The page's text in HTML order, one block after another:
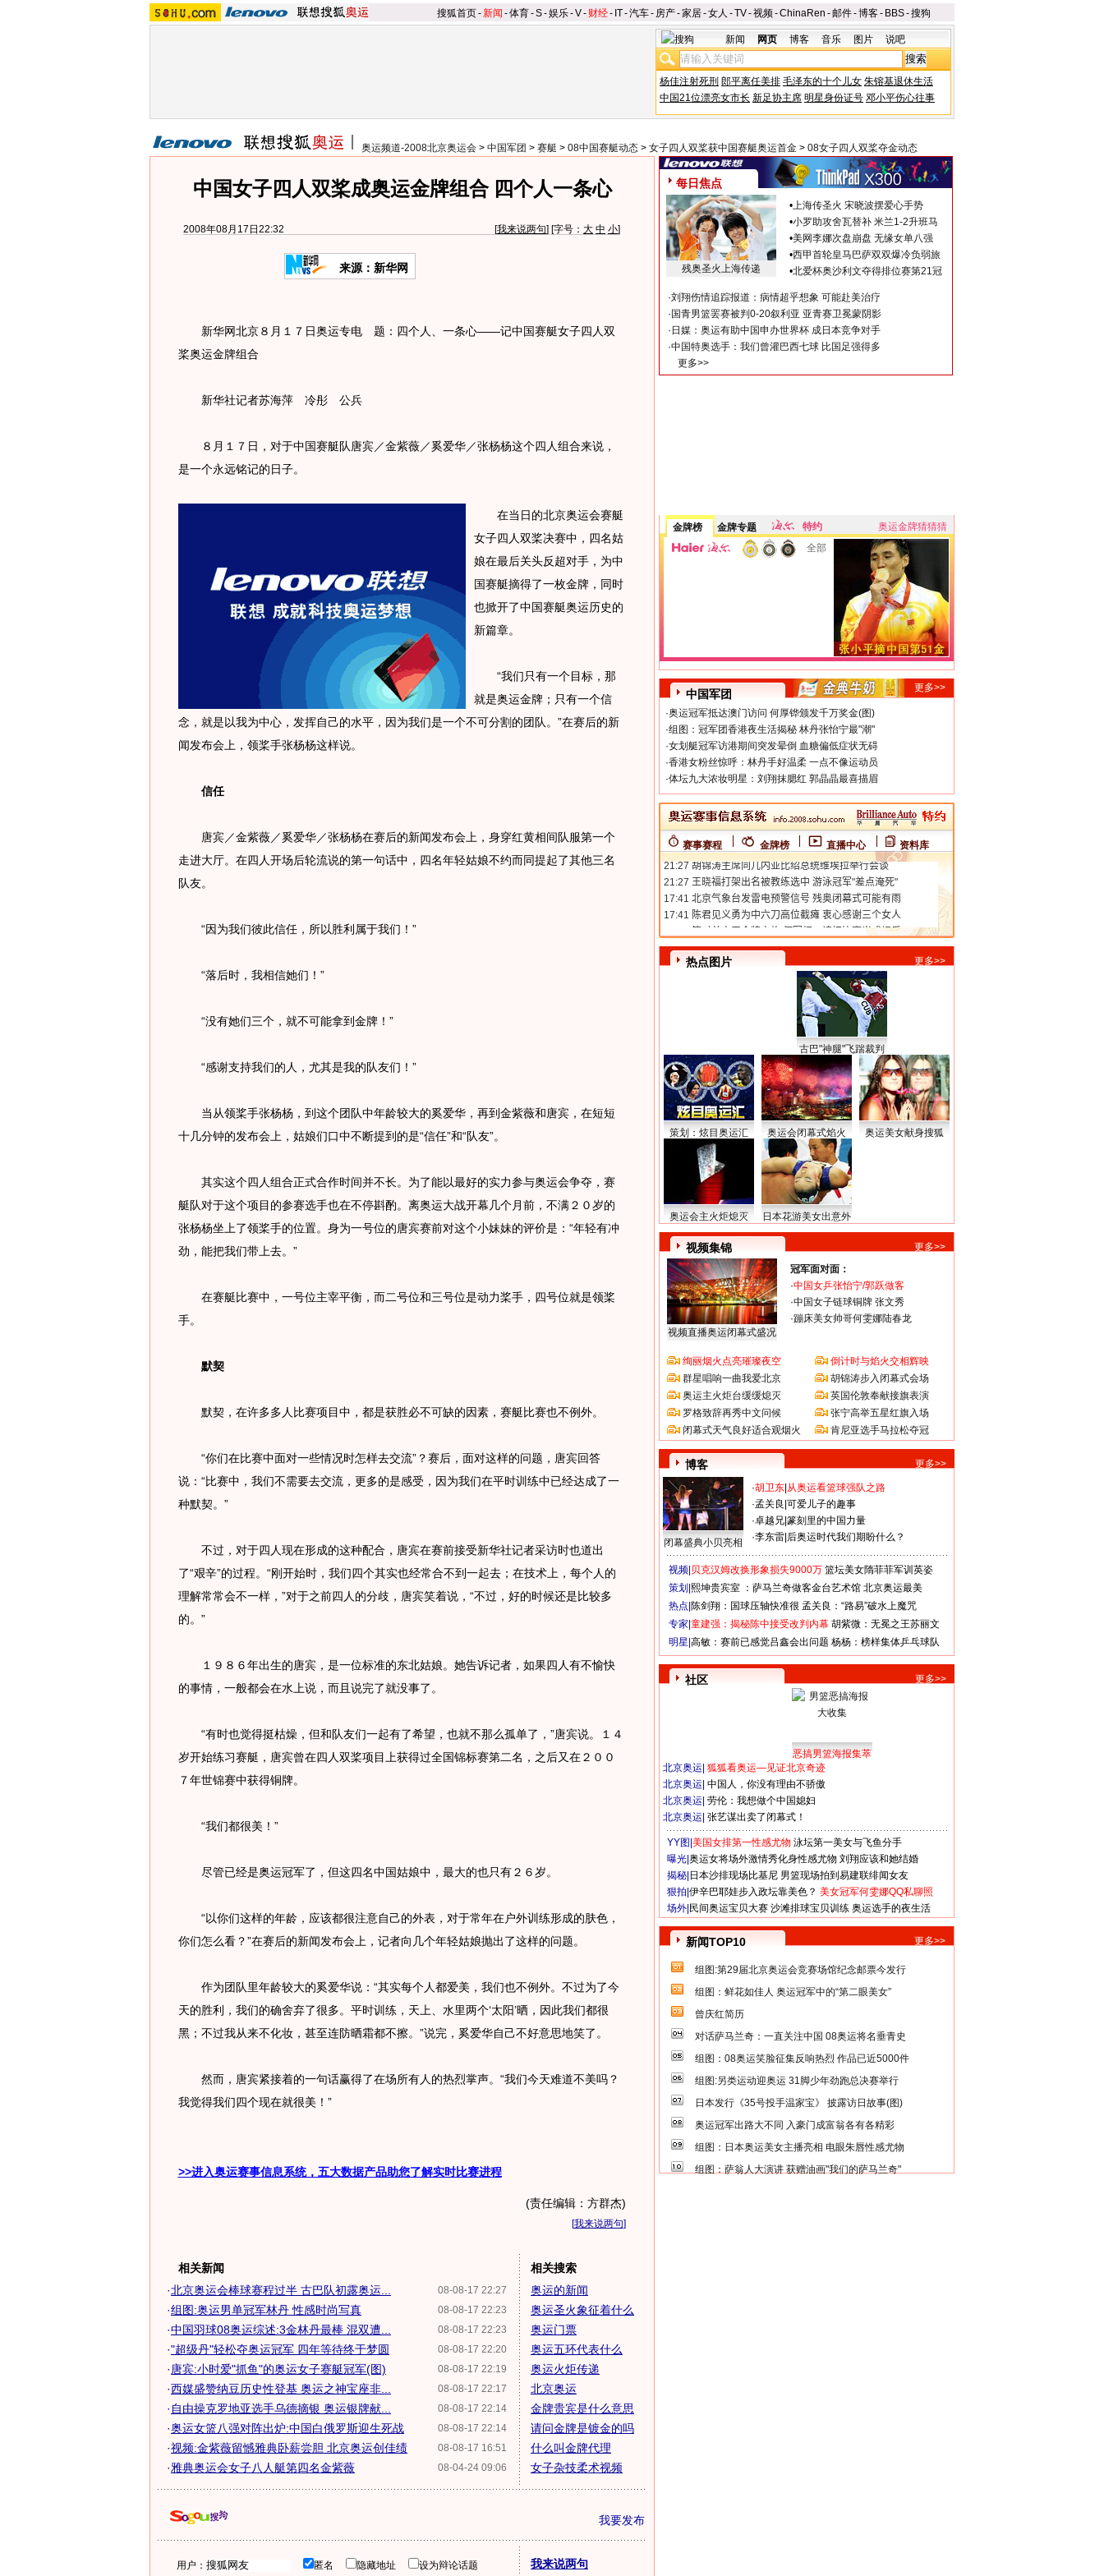
搜狐首页-新闻 -体育-S-娱乐-V- 财经- IT-汽车- 房产-家居-女人 -TV-视频-ChinaRen -邮件-博客- BBS-搜狗
新闻 网页 博客 音乐 图片 说吧
杨佳注射死刑 郎平离任美排 毛泽东的十个儿女 朱镕基退休生活
中国21位漂亮女市长 新足协主席 明星身份证号 邓小平伤心往事
奥运频道-2008北京奥运会 > 中国军团 > 赛艇 > 08中国赛艇动态 > 女子四人双桨获中国赛艇奥运首金 > 08女子四人双桨夺金动态
中国女子四人双桨成奥运金牌组合 四个人一条心
2008年08月17日22:32 [我来说两句] [字号： 大 中 小]
来源：新华网
新华网北京８月１７日奥运专电 题：四个人、一条心——记中国赛艇女子四人双
桨奥运金牌组合
新华社记者苏海萍 冷彤 公兵
８月１７日，对于中国赛艇队唐宾／金紫薇／奚爱华／张杨杨这个四人组合来说，
是一个永远铭记的日子。
在当日的北京奥运会赛艇
女子四人双桨决赛中，四名姑
娘在最后关头反超对手，为中
国赛艇摘得了一枚金牌，同时
也掀开了中国赛艇奥运历史的
新篇章。
“我们只有一个目标，那
就是奥运金牌；只有一个信
念，就是以我为中心，发挥自己的水平，因为我们是一个不可分割的团队。”在赛后的新
闻发布会上，领桨手张杨杨这样说。
信任
唐宾／金紫薇／奚爱华／张杨杨在赛后的新闻发布会上，身穿红黄相间队服第一个
走进大厅。在四人开场后轮流说的第一句话中，四名年轻姑娘不约而同提起了其他三名
队友。
“因为我们彼此信任，所以胜利属于我们！”
“落后时，我相信她们！”
“没有她们三个，就不可能拿到金牌！”
“感谢支持我们的人，尤其是我的队友们！”
当从领桨手张杨杨，到这个团队中年龄较大的奚爱华，再到金紫薇和唐宾，在短短
十几分钟的发布会上，姑娘们口中不断提到的是“信任”和“队友”。
其实这个四人组合正式合作时间并不长。为了能以最好的实力参与奥运会争夺，赛
艇队对于这个项目的参赛选手也在不停斟酌。离奥运大战开幕几个月前，不满２０岁的
张杨杨坐上了领桨手的位置。身为一号位的唐宾赛前对这个小妹妹的评价是：“年轻有冲
劲，能把我们带上去。”
在赛艇比赛中，一号位主宰平衡，而二号位和三号位是动力桨手，四号位就是领桨
手。
默契
默契，在许多多人比赛项目中，都是获胜必不可缺的因素，赛艇比赛也不例外。
“你们在比赛中面对一些情况时怎样去交流”？赛后，面对这样的问题，唐宾回答
说：“比赛中，我们不需要去交流，更多的是感受，因为我们在平时训练中已经达成了一
种默契。”
不过，对于四人现在形成的这种配合，唐宾在赛前接受新华社记者采访时也道出
了“艰辛”的过程。“刚开始时，我们四个其实也经常合不到一起去；在技术上，每个人的
理解常常会不一样，”对于之前四人的分歧，唐宾笑着说，“不过，好的时候还是比较多
的。”
１９８６年出生的唐宾，是一位标准的东北姑娘。她告诉记者，如果四人有不愉快
的事情，一般都会在水上说，而且说完了就没事了。
“有时也觉得挺枯燥，但和队友们一起有了希望，也就不那么孤单了，”唐宾说。１４
岁开始练习赛艇，唐宾曾在四人双桨项目上获得过全国锦标赛第二名，之后又在２００
７年世锦赛中获得铜牌。
“我们都很美！”
尽管已经是奥运冠军了，但这四名中国姑娘中，最大的也只有２６岁。
“以你们这样的年龄，应该都很注意自己的外表，对于常年在户外训练形成的肤色，
你们怎么看？”在赛后的新闻发布会上，记者向几个年轻姑娘抛出了这样的问题。
作为团队里年龄较大的奚爱华说：“其实每个人都爱美，我们也不例外。不过为了今
天的胜利，我们的确舍弃了很多。平时训练，天上、水里两个‘太阳’晒，因此我们都很
黑；不过我从来不化妆，甚至连防晒霜都不擦。”说完，奚爱华自己不好意思地笑了。
然而，唐宾紧接着的一句话赢得了在场所有人的热烈掌声。“我们今天难道不美吗？
我觉得我们四个现在就很美！”
>>进入奥运赛事信息系统，五大数据产品助您了解实时比赛进程
(责任编辑：方群杰)
[我来说两句]
相关新闻
08-08-17 22:27
·北京奥运会棒球赛程过半 古巴队初露奥运...
08-08-17 22:23
·组图:奥运男单冠军林丹 性感时尚写真
08-08-17 22:23
·中国羽球08奥运综述:3金林丹最棒 混双遭...
08-08-17 22:20
·"超级丹"轻松夺奥运冠军 四年等待终于梦圆
08-08-17 22:19
· 唐宾:小时爱"抓鱼"的奥运女子赛艇冠军(图)
08-08-17 22:17
·西媒盛赞纳豆历史性登基 奥运之神宝座非...
08-08-17 22:14
· 自由操克罗地亚选手乌德摘银 奥运银牌献...
08-08-17 22:14
·奥运女篮八强对阵出炉:中国白俄罗斯迎生死战
08-08-17 16:51
·视频:金紫薇留憾雅典卧薪尝胆 北京奥运创佳绩
08-04-24 09:06
·雅典奥运会女子八人艇第四名金紫薇
相关搜索
奥运的新闻
奥运圣火象征着什么
奥运门票
奥运五环代表什么
奥运火炬传递
北京奥运
金牌贵宾是什么意思
请问金牌是镀金的吗
什么叫金牌代理
女子杂技柔术视频
我要发布
用户： 匿名 隐藏地址 设为辩论话题 我来说两句
每日焦点
残奥圣火上海传递
•上海传圣火 宋晓波摆爱心手势
•小罗助攻舍瓦替补 米兰1-2升班马
•美网李娜次盘崩盘 无缘女单八强
•西甲首轮皇马巴萨双双爆冷负弱旅
•北爱杯奥沙利文夺得排位赛第21冠
·刘翔伤情追踪报道：病情超乎想象 可能赴美治疗
· 国青男篮罢赛被判0-20叙利亚 亚青赛卫冕蒙阴影
· 日媒：奥运有助中国申办世界杯 成日本竞争对手
·中国特奥选手：我们曾灌巴西七球 比国足强得多
更多>>
金牌榜 金牌专题 特约
奥运金牌猜猜猜
全部
中国军团
更多>>
·奥运冠军抵达澳门访问 何厚铧颁发千万奖金(图)
·组图：冠军团香港夜生活揭秘 林丹张怡宁最"潮"
·女划艇冠军访港期间突发晕倒 血糖偏低症状无碍
·香港女粉丝惊呼：林丹手好温柔 一点不像运动员
·体坛九大浓妆明星：刘翔抹腮红 郭晶晶最喜描眉
赛事赛程 金牌榜 直播中心 资料库
热点图片 更多>>
古巴"神腿"飞踹裁判
策划：炫目奥运汇 奥运会闭幕式焰火 奥运美女献身搜狐
奥运会主火炬熄灭 日本花游美女出意外
视频集锦 更多>>
视频直播奥运闭幕式盛况
冠军面对面：
·中国女乒张怡宁/郭跃做客
·中国女子链球铜牌 张文秀
·蹦床美女帅哥何雯娜陆春龙
绚丽烟火点亮璀璨夜空
群星唱响一曲我爱北京
奥运主火炬台缓缓熄灭
罗格致辞再秀中文问候
闭幕式天气良好适合观烟火
倒计时与焰火交相辉映
胡锦涛步入闭幕式会场
英国伦敦奉献接旗表演
张宁高举五星红旗入场
肯尼亚选手马拉松夺冠
博客 更多>>
闭幕盛典小贝亮相
·胡卫东 从奥运看篮球强队之路
·孟关良 可爱儿子的趣事
·卓越兄 篆刻里的中国力量
·李东雷 后奥运时代我们期盼什么？
视频| 贝克汉姆改换形象损失9000万 篮坛美女隋菲菲军训英姿
策划| 熙坤贵宾室 ：萨马兰奇做客金台艺术馆 北京奥运最美
热点| 陈剑翔：国球压轴快准很 孟关良：“路易”破水上魔咒
专家| 童建强：揭秘陈中接受改判内幕 胡紫微：无冕之王苏丽文
明星| 高敏：赛前已感觉吕鑫会出问题 杨杨：榜样集体乒乓球队
社区 更多>>
恶搞男篮海报集萃
北京奥运 狐狐看奥运—见证北京奇迹
北京奥运 中国人，你没有理由不骄傲
北京奥运 劳伦：我想做个中国媳妇
北京奥运 张艺谋出卖了闭幕式！
YY图| 美国女排第一性感尤物 泳坛第一美女与飞鱼分手
曝光| 奥运女将场外激情秀化身性感尤物 刘翔应该和她结婚
揭秘| 日本沙排现场比基尼 男篮现场拍到易建联绯闻女友
狠拍| 伊辛巴耶娃步入政坛靠美色？ 美女冠军何雯娜QQ私聊照
场外| 民间奥运宝贝大赛 沙滩排球宝贝训练 奥运选手的夜生活
新闻TOP10 更多>>
组图:第29届北京奥运会竞赛场馆纪念邮票今发行
组图：鲜花如佳人 奥运冠军中的“第二眼美女”
曾庆红简历
对话萨马兰奇：一直关注中国 08奥运将名垂青史
组图：08奥运笑脸征集反响热烈 作品已近5000件
组图:另类运动迎奥运 31脚少年劲跑总决赛举行
日本发行《35号投手温家宝》 披露访日故事(图)
奥运冠军出路大不同 入豪门成富翁各有各精彩
组图：日本奥运美女主播亮相 电眼朱唇性感尤物
组图：萨翁人大演讲 获赠油画"我们的萨马兰奇"